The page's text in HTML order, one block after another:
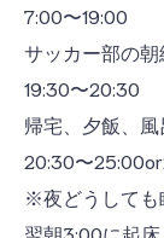
7:00〜19:00
サッカー部の
19:30〜20:30
帰宅、夕飯、風
20:30〜
※夜どうしても
翌朝3:00に起床